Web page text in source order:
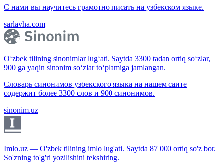
С нами вы научитесь грамотно писать на узбекском языке.
sarlavha.com
O‘zbek tilining sinonimlar lug‘ati. Saytda 3300 tadan ortiq so‘zlar,
900 ga yaqin sinonim so‘zlar to‘plamiga jamlangan.
Словарь синонимов узбекского языка на нашем сайте
содержит более 3300 слов и 900 синонимов.
sinonim.uz
Imlo.uz — O'zbek tilining imlo lug'ati. Saytda 87 000 ortiq so'z bor.
So'zning to'g'ri yozilishini tekshiring.